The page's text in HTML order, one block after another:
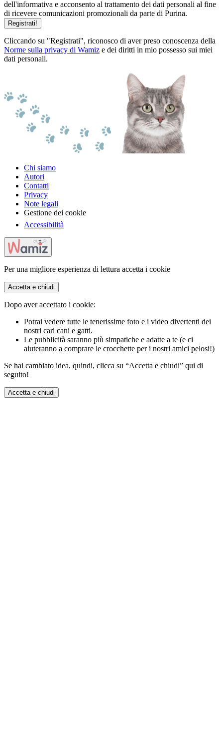
dell'informativa e acconsento al trattamento dei dati personali al fine
di ricevere comunicazioni promozionali da parte di Purina.
Registrati!
Cliccando su "Registrati", riconosco di aver preso conoscenza della
Norme sulla privacy di Wamiz e dei diritti in mio possesso sui miei
dati personali.
Chi siamo
Autori
Contatti
Privacy
Note legali
Gestione dei cookie
Accessibilità
Per una migliore esperienza di lettura accetta i cookie
Accetta e chiudi
Dopo aver accettato i cookie:
Potrai vedere tutte le tenerissime foto e i video divertenti dei
nostri cari cani e gatti.
Le pubblicità saranno più simpatiche e adatte a te (e ci
aiuteranno a comprare le crocchette per i nostri amici pelosi!)
Se hai cambiato idea, quindi, clicca su “Accetta e chiudi” qui di
seguito!
Accetta e chiudi